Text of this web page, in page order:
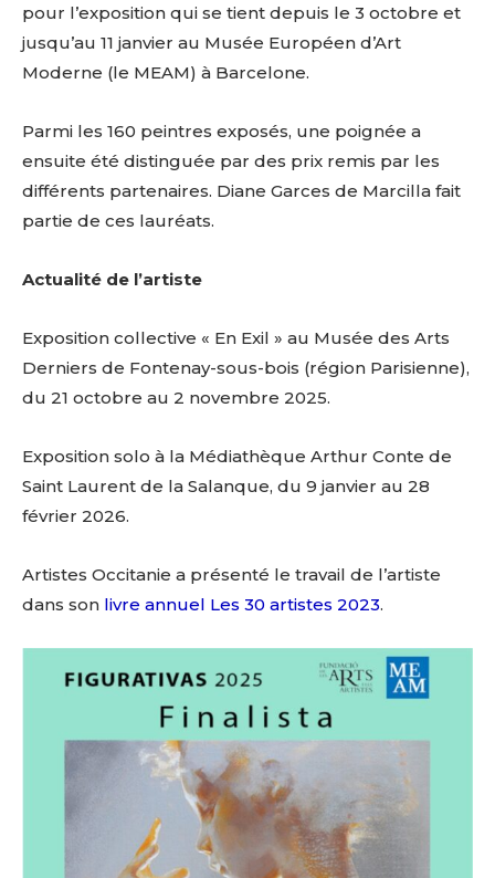
pour l’exposition qui se tient depuis le 3 octobre et
jusqu’au 11 janvier au Musée Européen d’Art
Moderne (le MEAM) à Barcelone.
Parmi les 160 peintres exposés, une poignée a
ensuite été distinguée par des prix remis par les
différents partenaires. Diane Garces de Marcilla fait
partie de ces lauréats.
Actualité de l’artiste
Exposition collective « En Exil » au Musée des Arts
Derniers de Fontenay-sous-bois (région Parisienne),
du 21 octobre au 2 novembre 2025.
Exposition solo à la Médiathèque Arthur Conte de
Saint Laurent de la Salanque, du 9 janvier au 28
février 2026.
Artistes Occitanie a présenté le travail de l’artiste
dans son livre annuel Les 30 artistes 2023.